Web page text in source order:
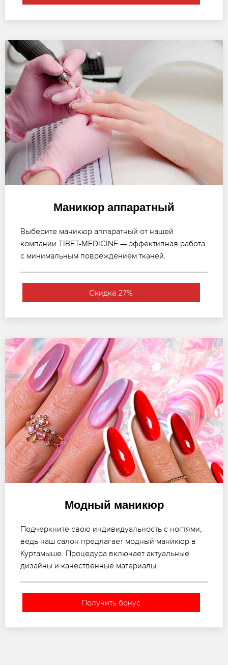
Маникюр аппаратный
Выберите маникюр аппаратный от нашей
компании TIBET-MEDICINE — эффективная работа
с минимальным повреждением тканей.
Скидка 27%
Модный маникюр
Подчеркните свою индивидуальность с ногтями,
ведь наш салон предлагает модный маникюр в
Куртамыше. Процедура включает актуальные
дизайны и качественные материалы.
Получить бонус